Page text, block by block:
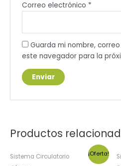
Correo electrónico *
Guarda mi nombre,
este navegador para la
Productos
¡Oferta!
Sistema Circulatorio